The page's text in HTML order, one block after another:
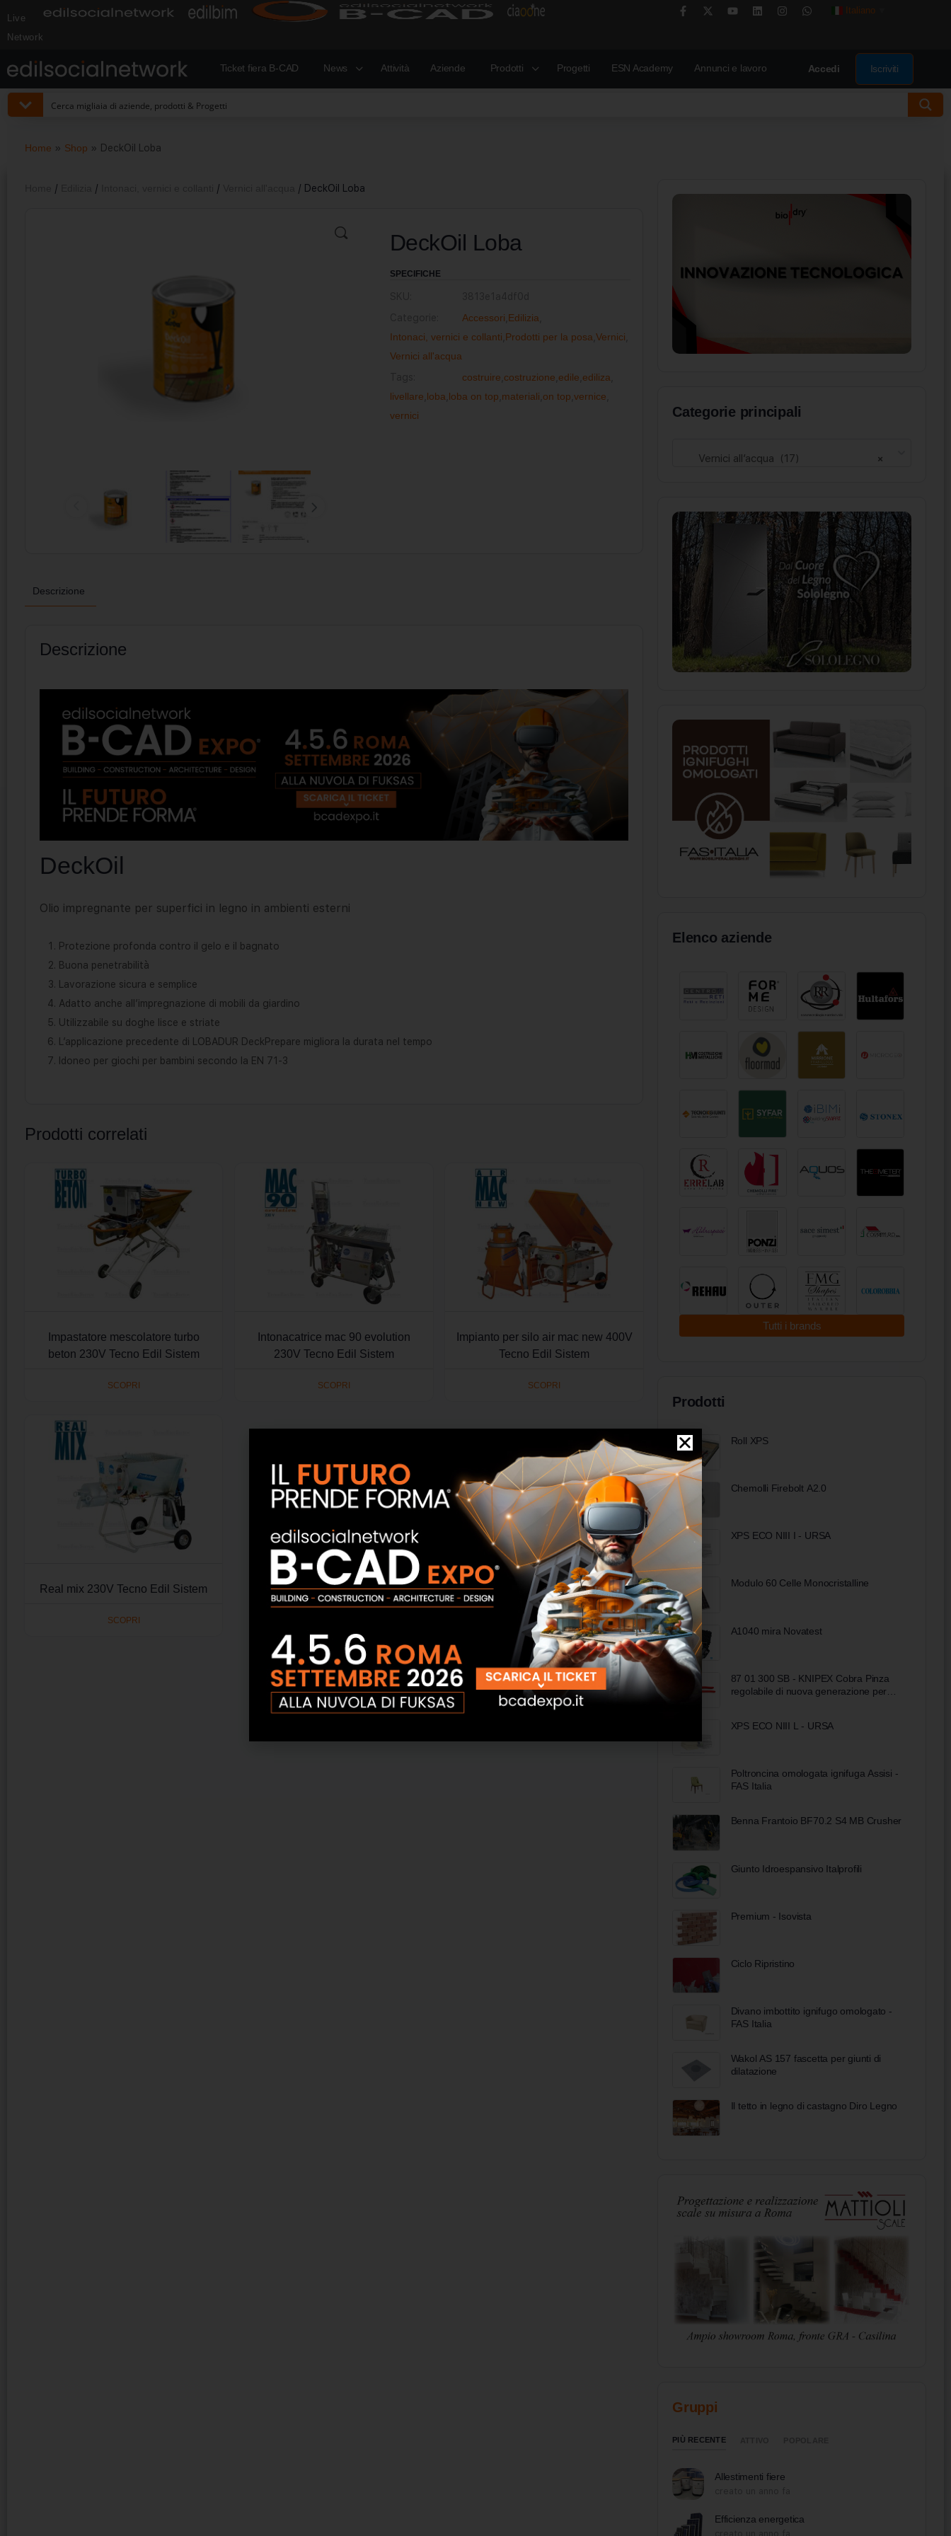
Live
Network
Italiano
Ticket fiera B-CAD News Attività Aziende Prodotti Progetti ESN Academy Annunci e lavoro Accedi Iscriviti
Home » Shop » DeckOil Loba
/ / / / DeckOil Loba
DeckOil Loba
SPECIFICHE
Accessori Edilizia
Intonaci, vernici e collanti Prodotti per la posa Vernici
Vernici all'acqua
costruire costruzione edile ediliza
livellare loba loba on top materiali on top vernice
vernici
Descrizione
Descrizione
DeckOil
Olio impregnante per superfici in legno in ambienti esterni
Protezione profonda contro il gelo e il bagnato
Buona penetrabilità
Lavorazione sicura e semplice
Adatto anche all’impregnazione di mobili da giardino
Utilizzabile su doghe lisce e striate
L’applicazione precedente di LOBADUR DeckPrepare migliora la durata nel tempo
Idoneo per giochi per bambini secondo la EN 71-3
Prodotti correlati
Impastatore mescolatore turbo
beton 230V Tecno Edil Sistem
SCOPRI
Intonacatrice mac 90 evolution
230V Tecno Edil Sistem
SCOPRI
Impianto per silo air mac new 400V
Tecno Edil Sistem
SCOPRI
Real mix 230V Tecno Edil Sistem
SCOPRI
Categorie principali
×
Vernici all’acqua (17)
Elenco aziende
Tutti i brands
Prodotti
Roll XPS
Chemolli Firebolt A2.0
XPS ECO NIII I - URSA
Modulo 60 Celle Monocristalline
A1040 mira Novatest
87 01 300 SB - KNIPEX Cobra Pinza
regolabile di nuova generazione per
XPS ECO NIII L - URSA
Poltroncina omologata ignifuga Assisi -
FAS Italia
Benna Frantoio BF70.2 S4 MB Crusher
Giunto Idroespansivo Italprofili
Premium - Isovista
Ciclo Ripristino
Divano imbottito ignifugo omologato -
FAS Italia
Wakol AS 157 fascetta per giunti di
dilatazione
Il tetto in legno di castagno Diro Legno
Gruppi
PIÙ RECENTE
Allestimenti fiere
Efficienza energetica